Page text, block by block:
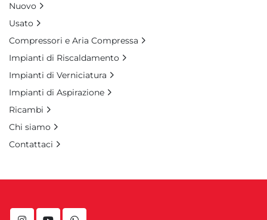
Nuovo
Usato
Compressori e Aria Compressa
Impianti di Riscaldamento
Impianti di Verniciatura
Impianti di Aspirazione
Ricambi
Chi siamo
Contattaci